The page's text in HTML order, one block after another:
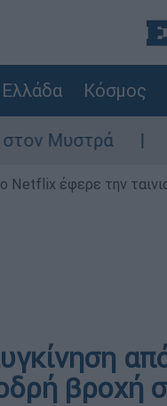
Ελλάδα Κόσμος
«Υπάρχει
Netflix έφερε την
βροχή